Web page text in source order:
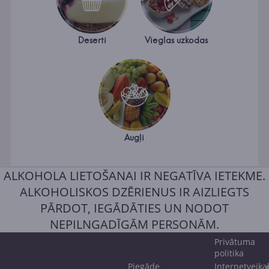
Deserti Vieglas uzkodas
Augļi
ALKOHOLA LIETOŠANAI IR NEGATĪVA IETEKME.
ALKOHOLISKOS DZĒRIENUS IR AIZLIEGTS
PĀRDOT, IEGĀDĀTIES UN NODOT
NEPILNGADĪGĀM PERSONĀM.
Piegāde
Privātuma
politika